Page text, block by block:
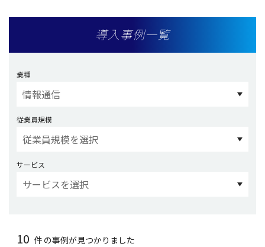
導入事例一覧
業種
従業員規模
サービス
10 件 の事例が見つかりました